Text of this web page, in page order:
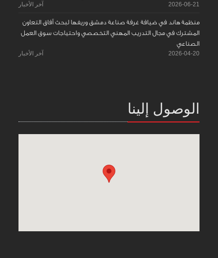
2026-06-21 آخر الأخبار
منظمة هاند في ضيافة غرفة صناعة دمشق وريفها لبحث آفاق التعاون
المشترك في مجال التدريب المهني التخصصي واحتياجات سوق العمل
الصناعي
2026-04-20 آخر الأخبار
الوصول إلينا